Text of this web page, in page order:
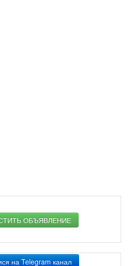
ОБЪЯВЛЕНИЕ
на Telegram канал